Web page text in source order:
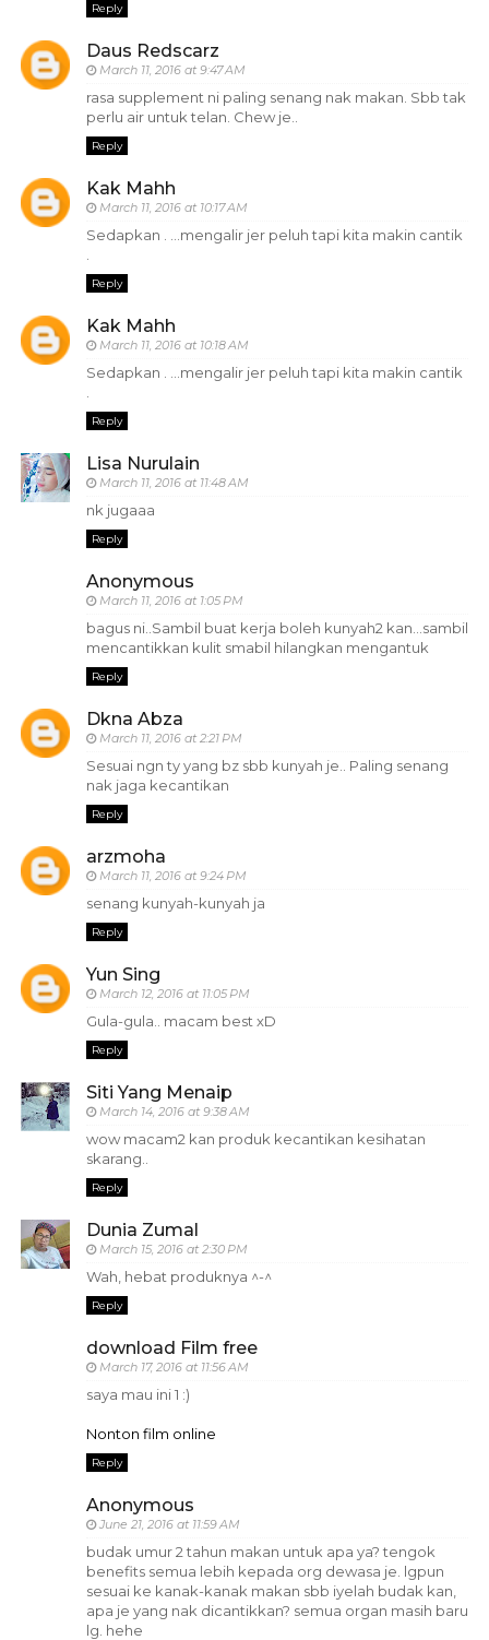
Reply
Daus Redscarz
March 11, 2016 at 9:47 AM
rasa supplement ni paling senang nak makan. Sbb tak
perlu air untuk telan. Chew je..
Reply
Kak Mahh
March 11, 2016 at 10:17 AM
Sedapkan . ...mengalir jer peluh tapi kita makin cantik
Reply
Kak Mahh
March 11, 2016 at 10:18 AM
Sedapkan . ...mengalir jer peluh tapi kita makin cantik
Reply
Lisa Nurulain
March 11, 2016 at 11:48 AM
nk jugaaa
Reply
Anonymous
March 11, 2016 at 1:05 PM
bagus ni..Sambil buat kerja boleh kunyah2 kan...sambil
mencantikkan kulit smabil hilangkan mengantuk
Reply
Dkna Abza
March 11, 2016 at 2:21 PM
Sesuai ngn ty yang bz sbb kunyah je.. Paling senang
nak jaga kecantikan
Reply
arzmoha
March 11, 2016 at 9:24 PM
senang kunyah-kunyah ja
Reply
Yun Sing
March 12, 2016 at 11:05 PM
Gula-gula.. macam best xD
Reply
Siti Yang Menaip
March 14, 2016 at 9:38 AM
wow macam2 kan produk kecantikan kesihatan
skarang..
Reply
Dunia Zumal
March 15, 2016 at 2:30 PM
Wah, hebat produknya ^-^
Reply
download Film free
March 17, 2016 at 11:56 AM
saya mau ini 1 :)
Nonton film online
Reply
Anonymous
June 21, 2016 at 11:59 AM
budak umur 2 tahun makan untuk apa ya? tengok
benefits semua lebih kepada org dewasa je. lgpun
sesuai ke kanak-kanak makan sbb iyelah budak kan,
apa je yang nak dicantikkan? semua organ masih baru
lg. hehe